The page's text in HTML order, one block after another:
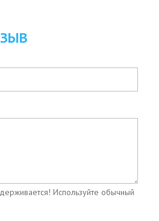
Используйте обычный